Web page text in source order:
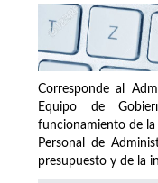
Corresponde al
Equipo de
funcionamiento de
Personal de
presupuesto y de la